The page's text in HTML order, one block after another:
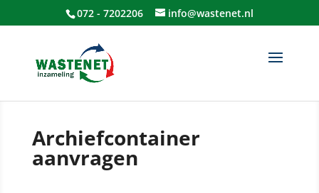
072 - 7202206 info@wastenet.nl
Archiefcontainer
aanvragen